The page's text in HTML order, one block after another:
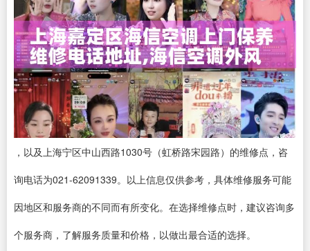
，以及上海宁区中山西路1030号（虹桥路宋园路）的维修点，咨
询电话为021-62091339。以上信息仅供参考，具体维修服务可能
因地区和服务商的不同而有所变化。在选择维修点时，建议咨询多
个服务商，了解服务质量和价格，以做出最合适的选择。